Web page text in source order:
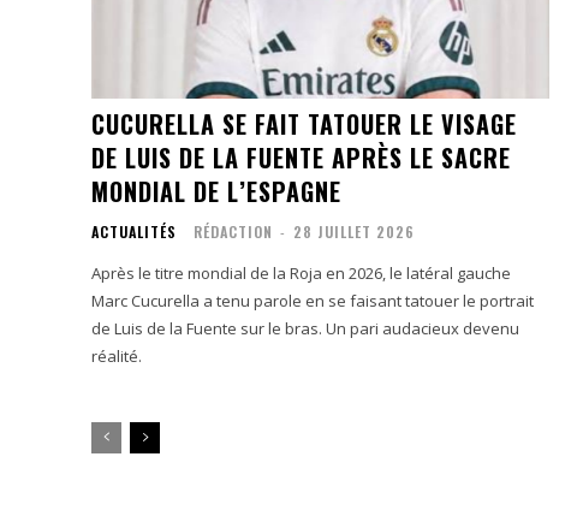
CUCURELLA SE FAIT TATOUER LE VISAGE
DE LUIS DE LA FUENTE APRÈS LE SACRE
MONDIAL DE L’ESPAGNE
ACTUALITÉS RÉDACTION - 28 JUILLET 2026
Après le titre mondial de la Roja en 2026, le latéral gauche
Marc Cucurella a tenu parole en se faisant tatouer le portrait
de Luis de la Fuente sur le bras. Un pari audacieux devenu
réalité.